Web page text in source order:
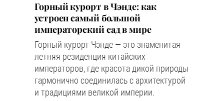
Горный курорт в Чэнде: как
устроен самый большой
императорский сад в мире
Горный курорт Чэнде — это знаменитая
летняя резиденция китайских
императоров, где красота дикой природы
гармонично соединилась с архитектурой
и традициями великой империи.